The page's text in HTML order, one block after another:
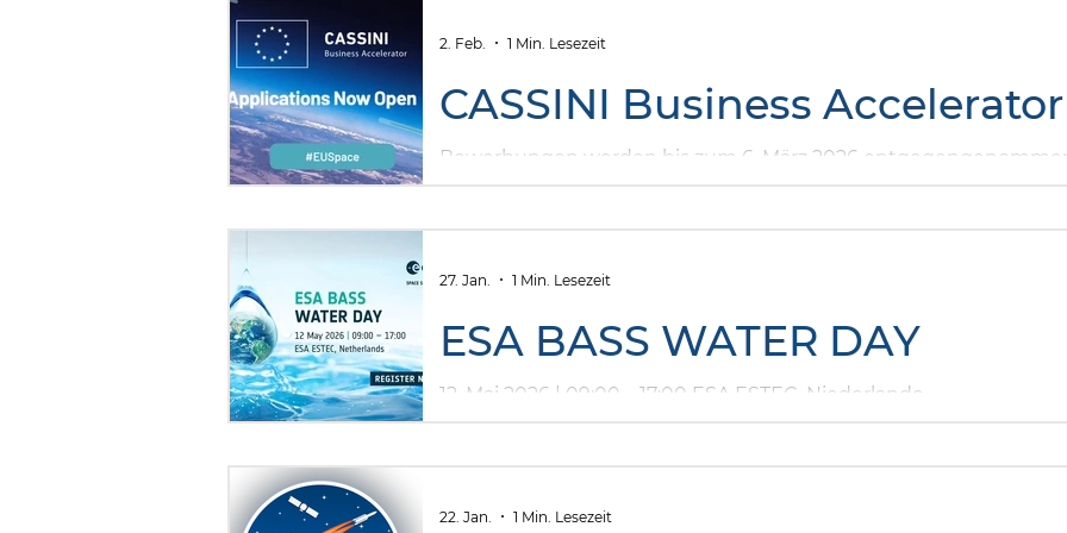
CASSINI Business Accelerator
Bewerbungen werden bis zum 6. März 2026
2. Feb. 1 Min. Lesezeit
ESA BASS WATER DAY
12. Mai 2026 | 09:00 – 17:00 ESA ESTEC, Niederlande
27. Jan. 1 Min. Lesezeit
22. Jan. 1 Min. Lesezeit